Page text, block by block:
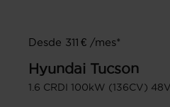
Desde 311 € /mes*
Hyundai Tucson
1.6 CRDI 100kW (136CV)